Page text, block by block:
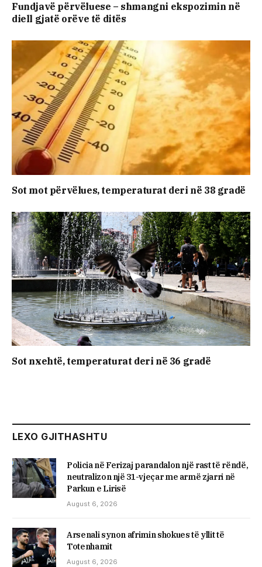
Fundjavë përvëluese – shmangni ekspozimin në
diell gjatë orëve të ditës
Sot mot përvëlues, temperaturat deri në 38 gradë
Sot nxehtë, temperaturat deri në 36 gradë
LEXO GJITHASHTU
Policia në Ferizaj parandalon një rast të rëndë,
neutralizon një 31-vjeçar me armë zjarri në
Parkun e Lirisë
August 6, 2026
Arsenali synon afrimin shokues të yllit të
Totenhamit
August 6, 2026